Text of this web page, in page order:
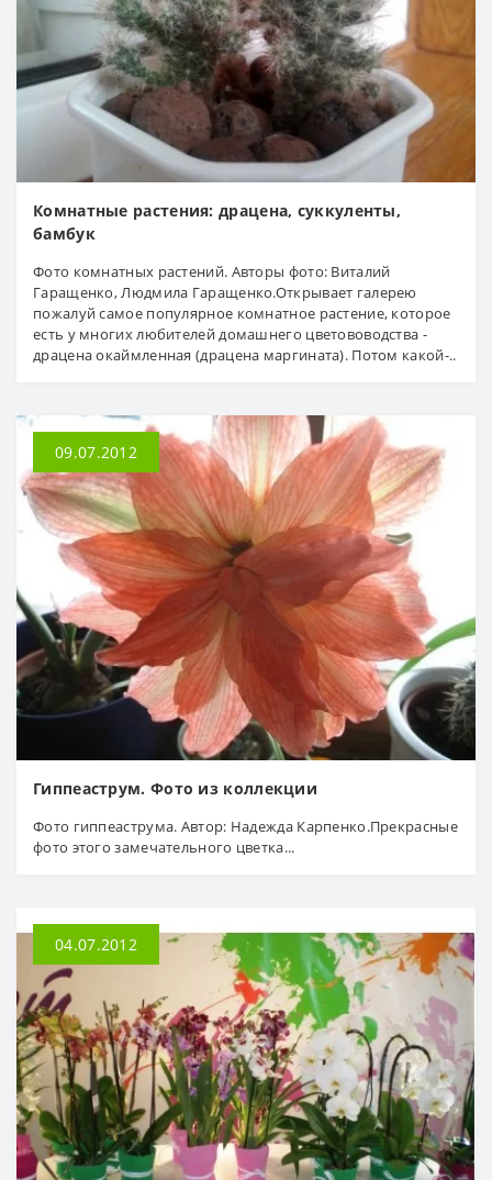
Комнатные растения: драцена, суккуленты,
бамбук
Фото комнатных растений. Авторы фото: Виталий
Гаращенко, Людмила Гаращенко.Открывает галерею
пожалуй самое популярное комнатное растение, которое
есть у многих любителей домашнего цветововодства -
драцена окаймленная (драцена маргината). Потом какой-..
09.07.2012
Гиппеаструм. Фото из коллекции
Фото гиппеаструма. Автор: Надежда Карпенко.Прекрасные
фото этого замечательного цветка...
04.07.2012